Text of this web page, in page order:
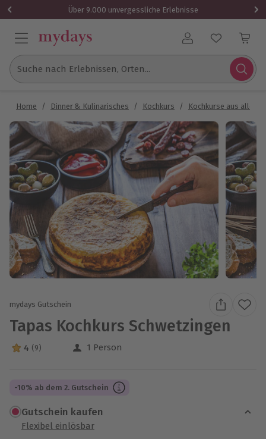
Über 9.000 unvergessliche Erlebnisse
Benutzerkonto
Suche nach Erlebnissen, Orten...
Home / Dinner & Kulinarisches / Kochkurs / Kochkurse aus aller
mydays Gutschein
Tapas Kochkurs Schwetzingen
4 Sterne von 5 aus 9 Bewertungen
4 (9) 1 Person
-10% ab dem 2. Gutschein
Gutschein kaufen
Flexibel einlösbar